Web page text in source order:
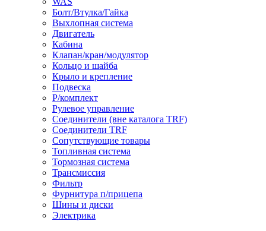
Болт/Втулка/Гайка
Выхлопная система
Двигатель
Кабина
Клапан/кран/модулятор
Кольцо и шайба
Крыло и крепление
Подвеска
Р/комплект
Рулевое управление
Соединители (вне каталога TRF)
Соединители TRF
Сопутствующие товары
Топливная система
Тормозная система
Трансмиссия
Фильтр
Фурнитура п/прицепа
Шины и диски
Электрика